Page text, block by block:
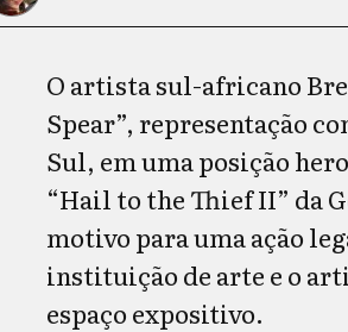
O artista sul-africano
Spear”, representação
Sul, em uma posição
“Hail to the Thief II” da
motivo para uma ação
instituição de arte e o
espaço expositivo.